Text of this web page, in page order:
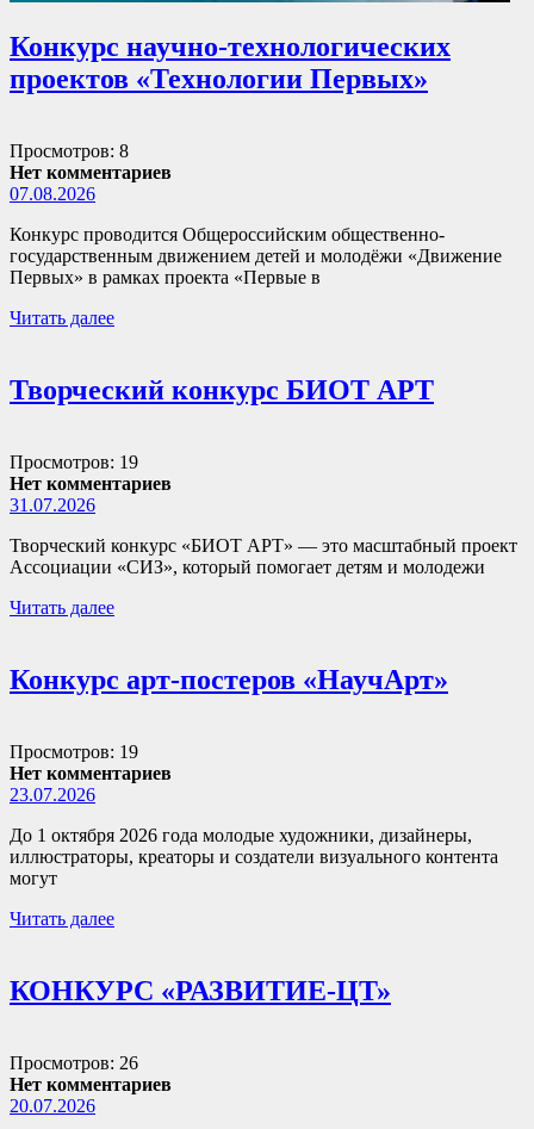
Конкурс научно-технологических
проектов «Технологии Первых»
Просмотров: 8
Нет комментариев
07.08.2026
Конкурс проводится Общероссийским общественно-
государственным движением детей и молодёжи «Движение
Первых» в рамках проекта «Первые в
Читать далее
Творческий конкурс БИОТ АРТ
Просмотров: 19
Нет комментариев
31.07.2026
Творческий конкурс «БИОТ АРТ» — это масштабный проект
Ассоциации «СИЗ», который помогает детям и молодежи
Читать далее
Конкурс арт-постеров «НаучАрт»
Просмотров: 19
Нет комментариев
23.07.2026
До 1 октября 2026 года молодые художники, дизайнеры,
иллюстраторы, креаторы и создатели визуального контента
могут
Читать далее
КОНКУРС «РАЗВИТИЕ-ЦТ»
Просмотров: 26
Нет комментариев
20.07.2026